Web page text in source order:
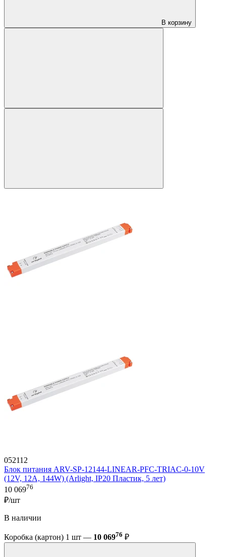
В корзину
052112
Блок питания ARV-SP-12144-LINEAR-PFC-TRIAC-0-10V
(12V, 12A, 144W) (Arlight, IP20 Пластик, 5 лет)
10 06976
₽/шт
В наличии
Коробка (картон) 1 шт — 10 06976 ₽